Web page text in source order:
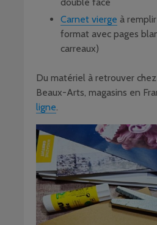
Carnet vierge à
format avec pages
carreaux)
Du matériel à retrouver
Beaux-Arts, magasins en
ligne.